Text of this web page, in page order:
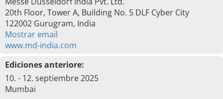
20th Floor, Tower A, Building No. 5 DLF Cyber City
122002 Gurugram, India
Mostrar email
www.md-india.com
Ediciones anteriore:
10. - 12. septiembre 2025
Mumbai